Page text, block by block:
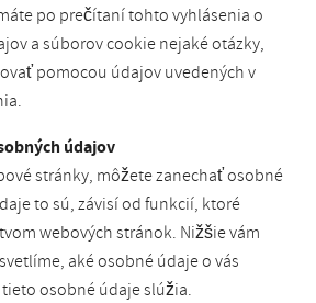
po prečítaní tohto vyhlásenia o
a súborov cookie nejaké otázky,
pomocou údajov uvedených v
údajov
stránky, môžete zanechať osobné
to sú, závisí od funkcií, ktoré
webových stránok. Nižšie vám
aké osobné údaje o vás
osobné údaje slúžia.